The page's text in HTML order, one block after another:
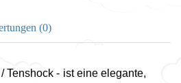
(0)
Tenshock - ist eine elegante,